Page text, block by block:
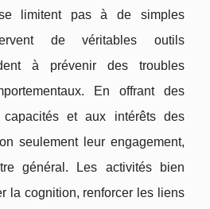
limitent pas à de simples
de véritables outils
à prévenir des troubles
En offrant des
et aux intérêts des
seulement leur engagement,
général. Les activités bien
la cognition, renforcer les liens